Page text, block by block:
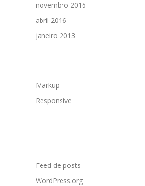
novembro 2016
abril 2016
janeiro 2013
Markup
Responsive
Feed de posts
WordPress.org